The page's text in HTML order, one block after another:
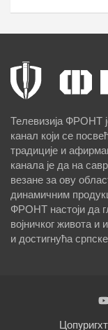
Телевизија ФРОНТ
канал који се
традиције и
канала је да на
везане за ову
динамичним
ФРОНТ настоји да
војничког живота и
и достигнућа